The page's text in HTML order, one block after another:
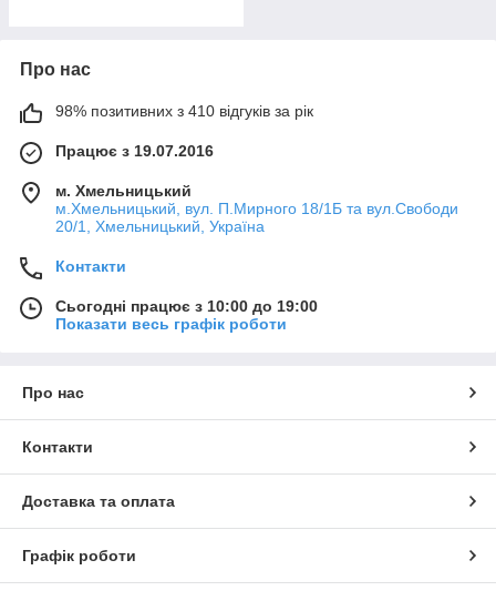
Про нас
98% позитивних з 410 відгуків за рік
Працює з 19.07.2016
м. Хмельницький
м.Хмельницький, вул. П.Мирного 18/1Б та вул.Свободи
20/1, Хмельницький, Україна
Контакти
Сьогодні працює з 10:00 до 19:00
Показати весь графік роботи
Про нас
Контакти
Доставка та оплата
Графік роботи